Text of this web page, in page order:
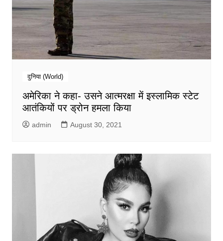
दुनिया (World)
अमेरिका ने कहा- उसने आत्मरक्षा में इस्लामिक स्टेट
आतंकियों पर ड्रोन हमला किया
admin August 30, 2021